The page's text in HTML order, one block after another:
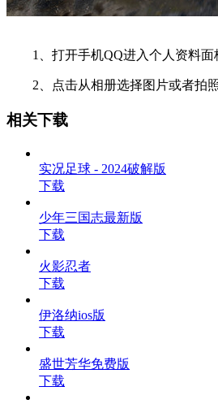
1、打开手机QQ进入个人资料面
2、点击从相册选择图片或者拍照
相关下载
实况足球 - 2024破解版
下载
少年三国志最新版
下载
火影忍者
下载
伊洛纳ios版
下载
盛世芳华免费版
下载